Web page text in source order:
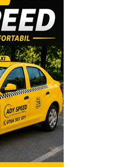
printr-un vot masiv, a decis
jumătate, avocatul
destinul. Sunt ani în care
cu sârg,
5.000 de oameni care
înșelat. Și, atât cât îl cunosc
analist la rece, nu ca unul
siguranță, va face față și va
publică de la
de care orașul